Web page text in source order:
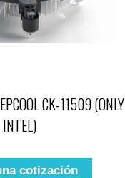
CK-11509 (ONLY
INTEL)
cotización